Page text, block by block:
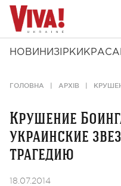
НОВИНИ ЗІРКИ КРАСА
ГОЛОВНА АРХІВ
Крушение
украинские
трагедию
18.07.2014